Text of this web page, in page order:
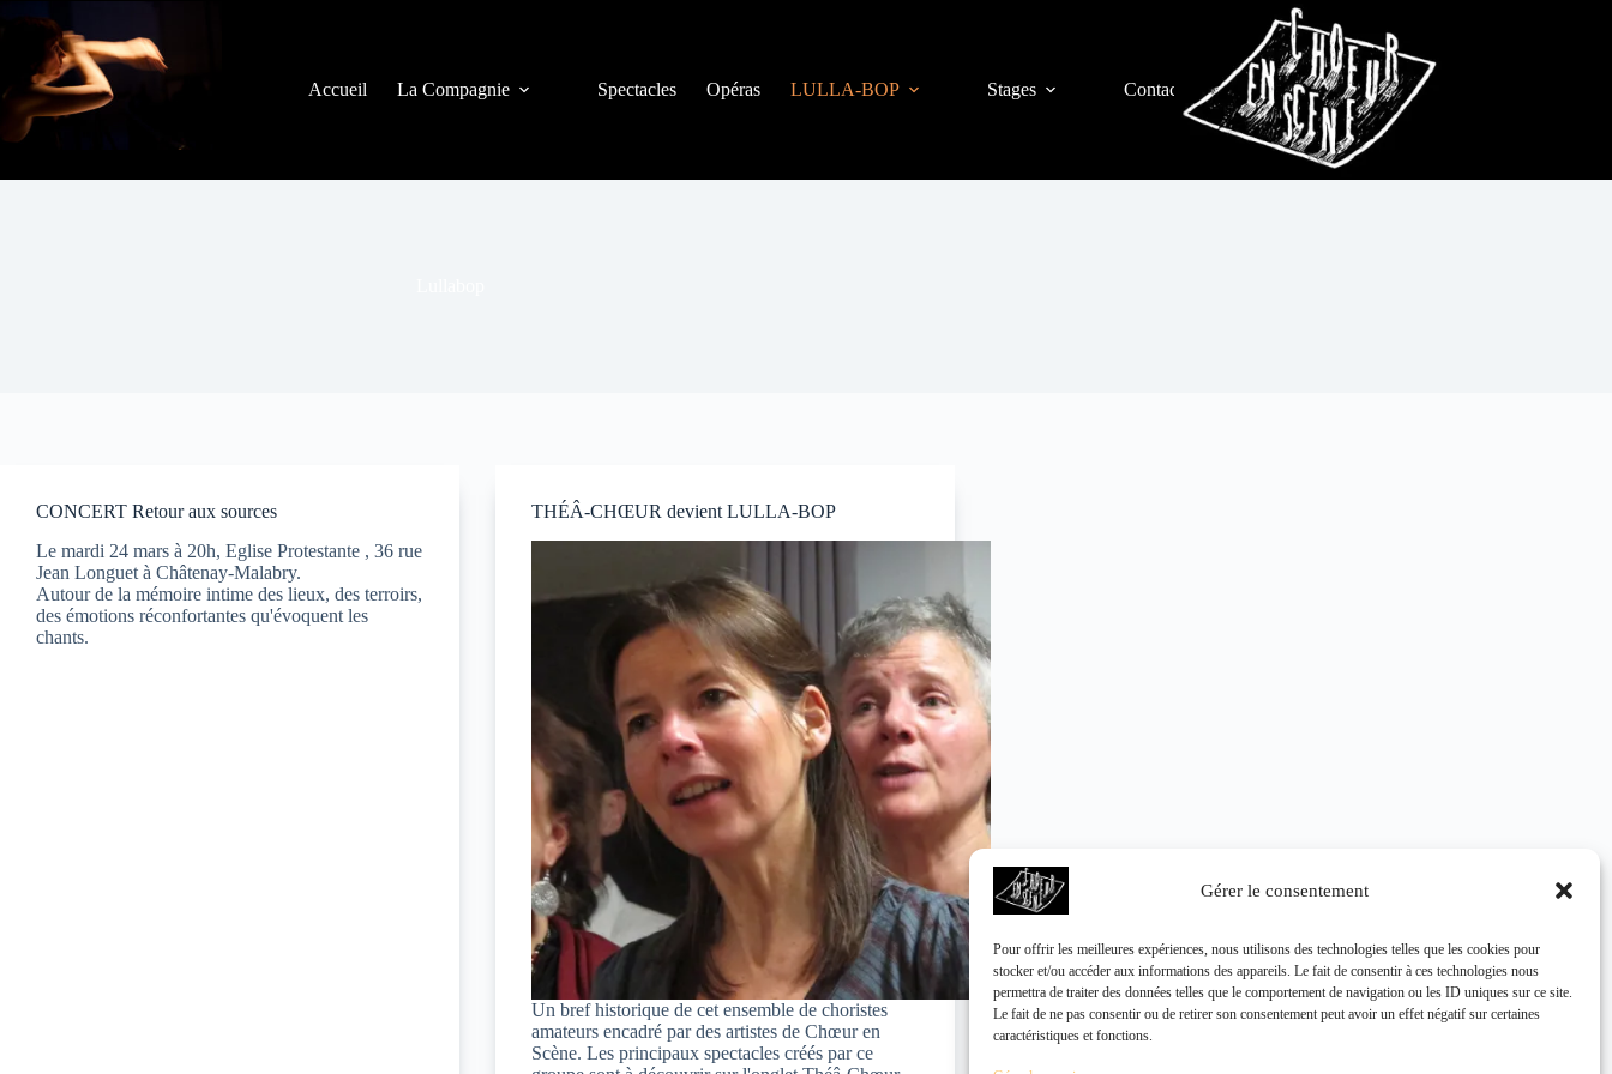
Gérer le consentement
Pour offrir les meilleures expériences, nous utilisons des technologies telles que les cookies pour
stocker et/ou accéder aux informations des appareils. Le fait de consentir à ces technologies nous
permettra de traiter des données telles que le comportement de navigation ou les ID uniques sur ce site.
Le fait de ne pas consentir ou de retirer son consentement peut avoir un effet négatif sur certaines
caractéristiques et fonctions.
Accueil La Compagnie Spectacles Opéras LULLA-BOP Stages Contacts
CONCERT Retour aux sources
Le mardi 24 mars à 20h, Eglise Protestante , 36 rue
Jean Longuet à Châtenay-Malabry.
Autour de la mémoire intime des lieux, des terroirs,
des émotions réconfortantes qu'évoquent les
chants.
THÉÂ-CHŒUR devient LULLA-BOP
Un bref historique de cet ensemble de choristes
amateurs encadré par des artistes de Chœur en
Scène. Les principaux spectacles créés par ce